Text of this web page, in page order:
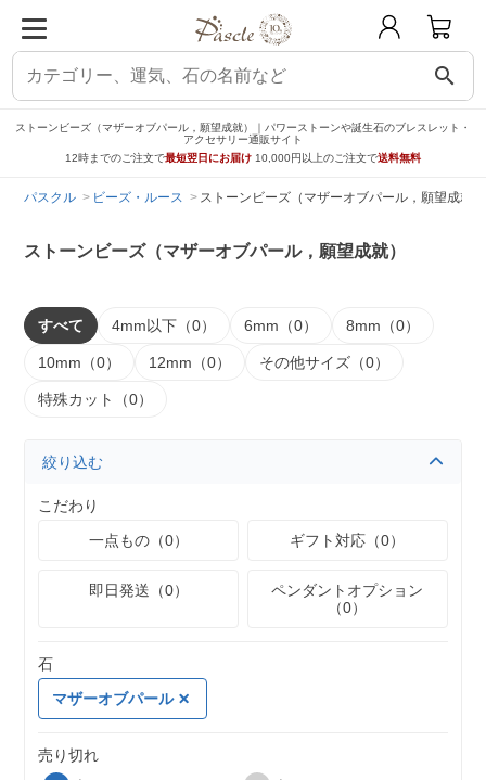
search
ストーンビーズ（マザーオブパール，願望成就）｜パワーストーンや誕生石のブレスレット・
アクセサリー通販サイト
12時までのご注文で最短翌日にお届け 10,000円以上のご注文で送料無料
パスクル ビーズ・ルース ストーンビーズ（マザーオブパール，願望成就）
ストーンビーズ（マザーオブパール，願望成就）
すべて 4mm以下（0） 6mm（0） 8mm（0）
10mm（0） 12mm（0） その他サイズ（0）
特殊カット（0）
絞り込む
こだわり
一点もの（0）
ギフト対応（0）
即日発送（0）
ペンダントオプション
（0）
石
マザーオブパール
売り切れ